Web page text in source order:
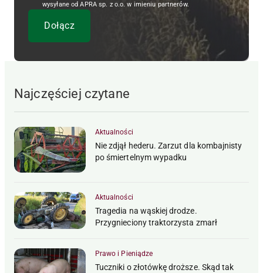
wysyłane od APRA sp. z o.o. w imieniu partnerów.
Najczęściej czytane
Aktualności
Nie zdjął hederu. Zarzut dla kombajnisty
po śmiertelnym wypadku
Aktualności
Tragedia na wąskiej drodze.
Przygnieciony traktorzysta zmarł
Prawo i Pieniądze
Tuczniki o złotówkę droższe. Skąd tak